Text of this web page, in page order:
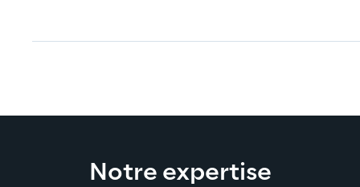
Notre expertise